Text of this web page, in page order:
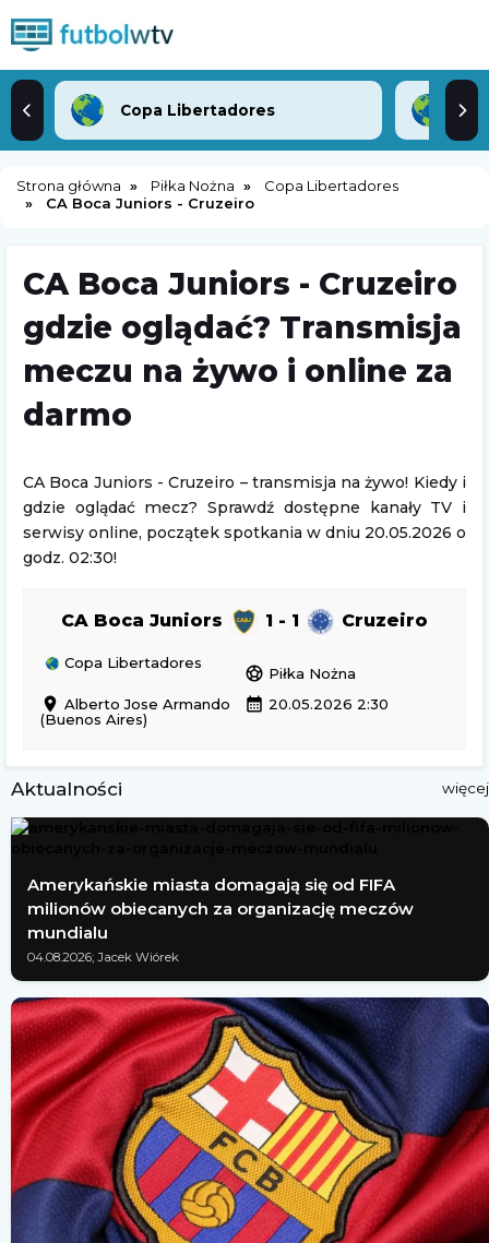
Copa Libertadores
Strona główna Piłka Nożna
Copa Libertadores
CA Boca Juniors - Cruzeiro
CA Boca Juniors - Cruzeiro
gdzie oglądać? Transmisja
meczu na żywo i online za
darmo
CA Boca Juniors - Cruzeiro – transmisja na żywo! Kiedy i
gdzie oglądać mecz? Sprawdź dostępne kanały TV i
serwisy online, początek spotkania w dniu 20.05.2026 o
godz. 02:30!
CA Boca Juniors 1 - 1 Cruzeiro
Copa Libertadores
sports_soccer Piłka Nożna
location_on Alberto Jose Armando
(Buenos Aires)
calendar_month 20.05.2026 2:30
Aktualności więcej
Amerykańskie miasta domagają się od FIFA
milionów obiecanych za organizację meczów
mundialu
04.08.2026; Jacek Wiórek